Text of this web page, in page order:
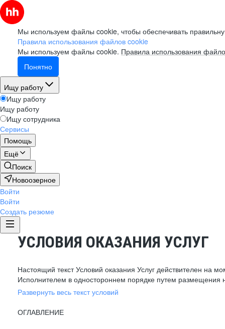
Мы используем файлы cookie, чтобы обеспечивать
Правила использования файлов cookie
Мы используем файлы cookie. Правила использования
Понятно
Ищу работу
Ищу работу
Ищу работу
Ищу сотрудника
Сервисы
Помощь
Ещё
Поиск
Новоозерное
Войти
Войти
Создать резюме
УСЛОВИЯ ОКАЗАНИЯ УСЛУГ
Настоящий текст Условий оказания Услуг действителен на
Исполнителем в одностороннем порядке путем размещения
Развернуть весь текст условий
ОГЛАВЛЕНИЕ